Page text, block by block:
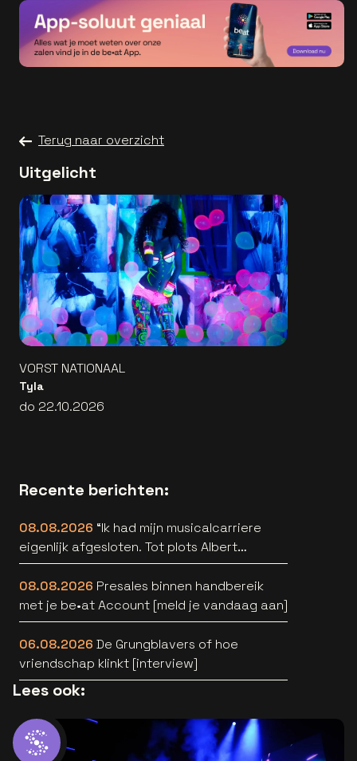
Terug naar overzicht
Uitgelicht
VORST NATIONAAL
Tyla
do 22.10.2026
Recente berichten:
08.08.2026 “Ik had mijn musicalcarriere
eigenlijk afgesloten. Tot plots Albert
Verlinde belde” [interview]
08.08.2026 Presales binnen handbereik
met je be•at Account [meld je vandaag aan]
06.08.2026 De Grungblavers of hoe
vriendschap klinkt [interview]
Lees ook: